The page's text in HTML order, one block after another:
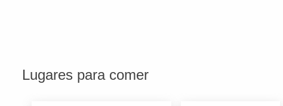
Lugares para comer